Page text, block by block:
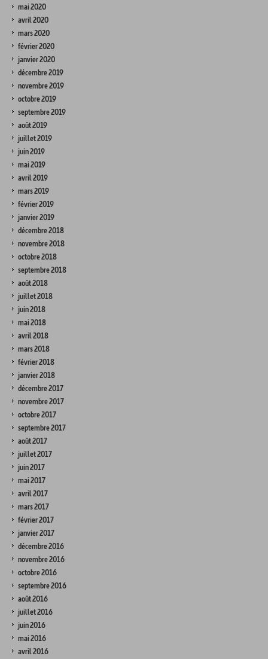
mai 2020
avril 2020
mars 2020
février 2020
janvier 2020
décembre 2019
novembre 2019
octobre 2019
septembre 2019
août 2019
juillet 2019
juin 2019
mai 2019
avril 2019
mars 2019
février 2019
janvier 2019
décembre 2018
novembre 2018
octobre 2018
septembre 2018
août 2018
juillet 2018
juin 2018
mai 2018
avril 2018
mars 2018
février 2018
janvier 2018
décembre 2017
novembre 2017
octobre 2017
septembre 2017
août 2017
juillet 2017
juin 2017
mai 2017
avril 2017
mars 2017
février 2017
janvier 2017
décembre 2016
novembre 2016
octobre 2016
septembre 2016
août 2016
juillet 2016
juin 2016
mai 2016
avril 2016